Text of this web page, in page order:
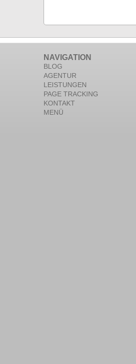
NAVIGATION
BLOG
AGENTUR
LEISTUNGEN
PAGE TRACKING
KONTAKT
MENÜ